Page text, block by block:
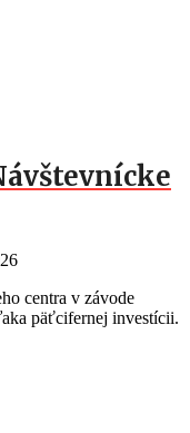
centra v závode
päťcifernej investícii.